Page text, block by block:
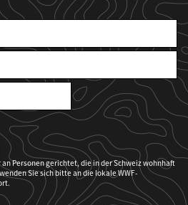
Personen gerichtet, die in der Schweiz wohnhaft
Sie sich bitte an die lokale WWF-